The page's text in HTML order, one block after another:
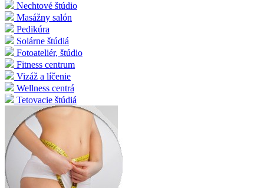
Nechtové štúdio
Masážny salón
Pedikúra
Solárne štúdiá
Fotoateliér, štúdio
Fitness centrum
Vizáž a líčenie
Wellness centrá
Tetovacie štúdiá